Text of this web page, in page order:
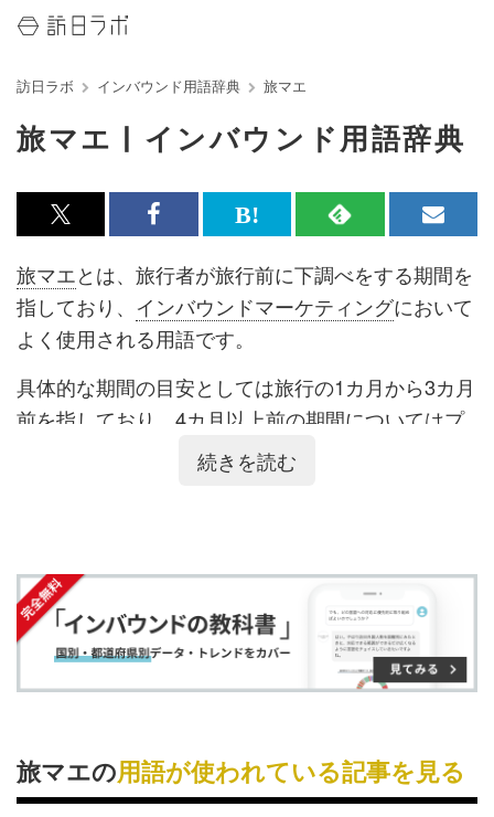
訪日ラボ インバウンド用語辞典 旅マエ
旅マエ | インバウンド用語辞典
x<br>
で
記
事
シ
ェ
Facebook<br>
で
記
事
シ
ェ
は
て
な
ブ
ク
マ
ー
追
加
RSS
で
記
事
購
読
メ
ル
マ
録
す
旅マエとは、旅行者が旅行前に下調べをする期間を
指しており、 インバウンドマーケティングにおいて
よく使用される用語です。
具体的な期間の目安としては旅行の1カ月から3カ月
前を指しており、4カ月以上前の期間についてはプ
と呼ばれます。
プレ旅マエの期間に旅行先や大まかな日程を決め、
旅マエの期間に具体的な旅行計画を立てるのが、基
ては、旅行者が旅マエ に手配する サービス を提供す
る事業者で、航空、宿泊、旅行代理店およびレンタ
続きを読む
旅マエの用語が使われている記事を見る